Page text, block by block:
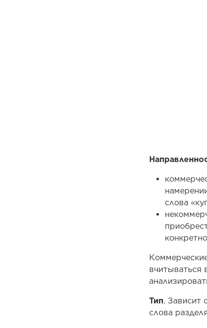
слова
вчитываться
Тип. Зависит
слова